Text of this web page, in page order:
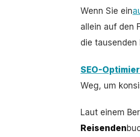
Wenn Sie ein
allein auf den
die tausenden
SEO-
Weg, um
Laut einem
Reisenden